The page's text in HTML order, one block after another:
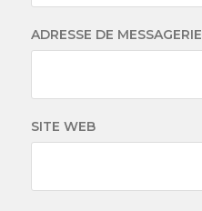
ADRESSE DE MESSAGERIE
SITE WEB